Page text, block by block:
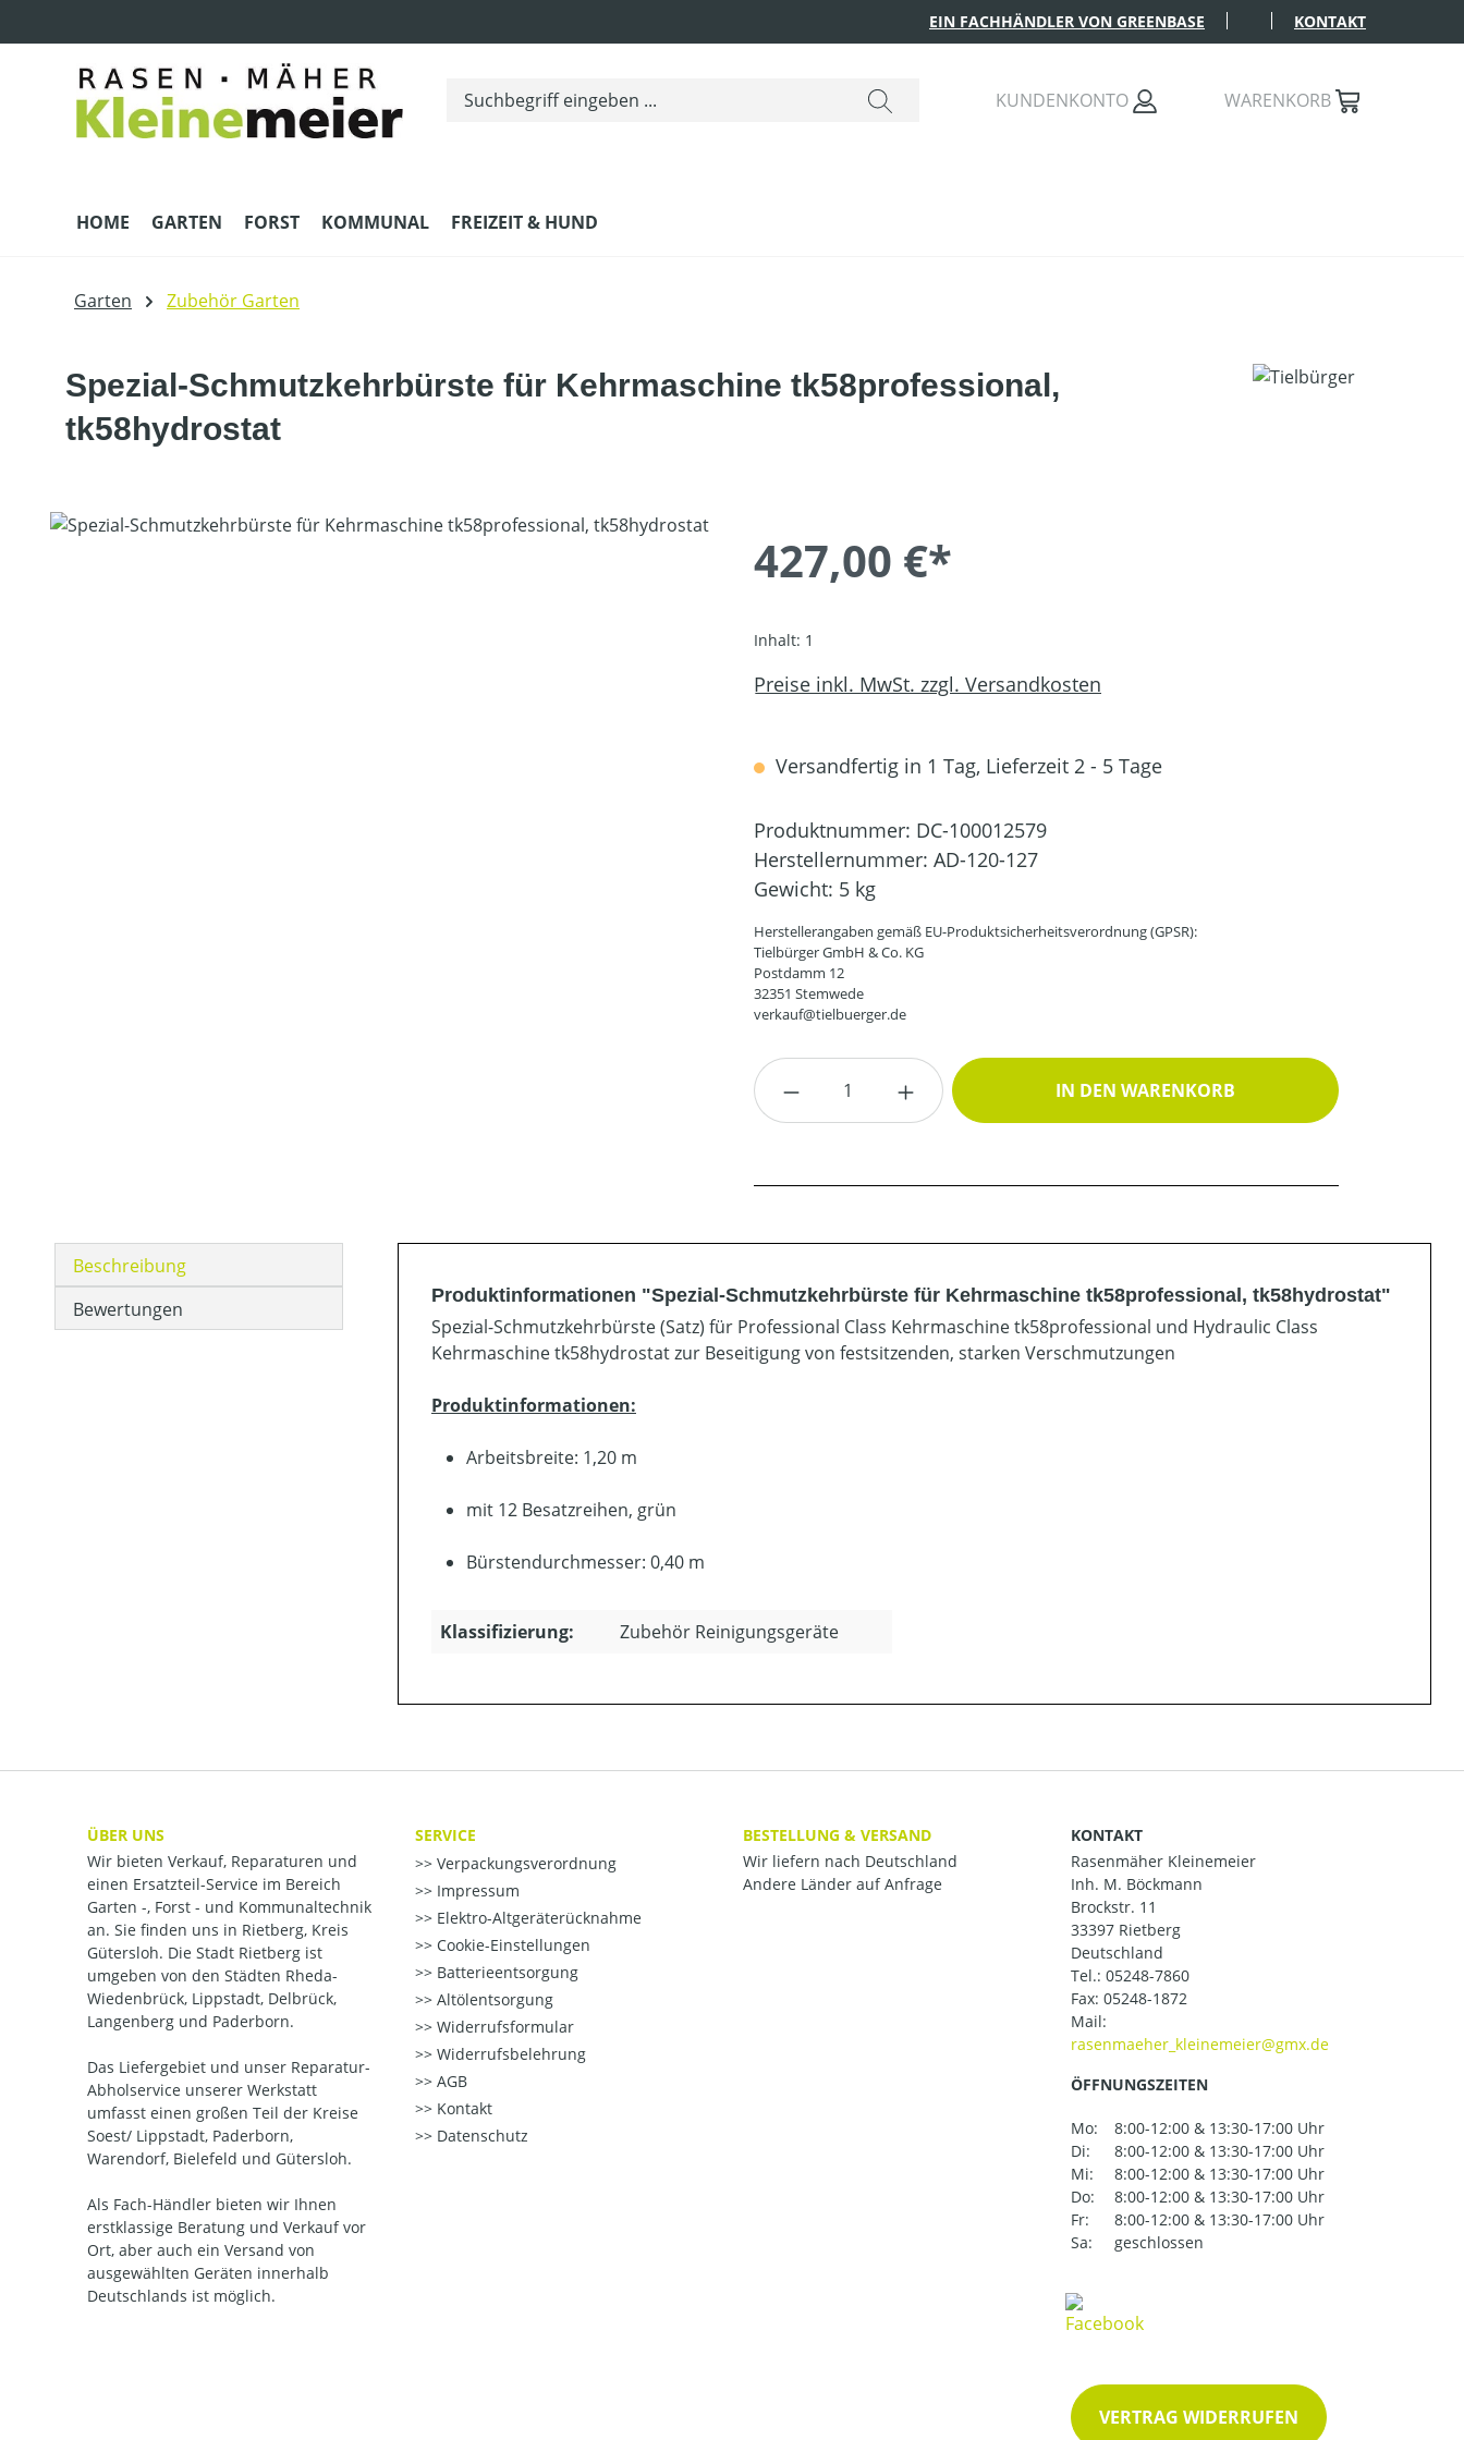
EIN FACHHÄNDLER VON GREENBASE KONTAKT
KUNDENKONTO WARENKORB
HOME GARTEN FORST KOMMUNAL FREIZEIT & HUND
Garten Zubehör Garten
Spezial-Schmutzkehrbürste für Kehrmaschine tk58professional,
tk58hydrostat
Bildergalerie überspringen
427,00 €*
Inhalt: 1
Preise inkl. MwSt. zzgl. Versandkosten
Versandfertig in 1 Tag, Lieferzeit 2 - 5 Tage
Produktnummer: DC-100012579
Herstellernummer: AD-120-127
Gewicht: 5 kg
Herstellerangaben gemäß EU-Produktsicherheitsverordnung (GPSR):
Tielbürger GmbH & Co. KG
Postdamm 12
32351 Stemwede
verkauf@tielbuerger.de
Produkt Anzahl: Gib den gewünschten Wert ein oder
IN DEN WARENKORB
Beschreibung
Bewertungen
Produktinformationen "Spezial-Schmutzkehrbürste für Kehrmaschine tk58professional, tk58hydrostat"
Spezial-Schmutzkehrbürste (Satz) für Professional Class Kehrmaschine tk58professional und Hydraulic Class
Kehrmaschine tk58hydrostat zur Beseitigung von festsitzenden, starken Verschmutzungen
Produktinformationen:
Arbeitsbreite: 1,20 m
mit 12 Besatzreihen, grün
Bürstendurchmesser: 0,40 m
Klassifizierung: Zubehör Reinigungsgeräte
ÜBER UNS
Wir bieten Verkauf, Reparaturen und
einen Ersatzteil-Service im Bereich
Garten -, Forst - und Kommunaltechnik
an. Sie finden uns in Rietberg, Kreis
Gütersloh. Die Stadt Rietberg ist
umgeben von den Städten Rheda-
Wiedenbrück, Lippstadt, Delbrück,
Langenberg und Paderborn.
Das Liefergebiet und unser Reparatur-
Abholservice unserer Werkstatt
umfasst einen großen Teil der Kreise
Soest/ Lippstadt, Paderborn,
Warendorf, Bielefeld und Gütersloh.
Als Fach-Händler bieten wir Ihnen
erstklassige Beratung und Verkauf vor
Ort, aber auch ein Versand von
ausgewählten Geräten innerhalb
Deutschlands ist möglich.
SERVICE
Verpackungsverordnung
Impressum
Elektro-Altgeräterücknahme
Cookie-Einstellungen
Batterieentsorgung
Altölentsorgung
Widerrufsformular
Widerrufsbelehrung
AGB
Kontakt
Datenschutz
BESTELLUNG & VERSAND
Wir liefern nach Deutschland
Andere Länder auf Anfrage
KONTAKT
Rasenmäher Kleinemeier
Inh. M. Böckmann
Brockstr. 11
33397 Rietberg
Deutschland
Tel.: 05248-7860
Fax: 05248-1872
Mail:
ÖFFNUNGSZEITEN
Mo:
8:00-12:00 & 13:30-17:00 Uhr
Di:
8:00-12:00 & 13:30-17:00 Uhr
Mi:
8:00-12:00 & 13:30-17:00 Uhr
Do:
8:00-12:00 & 13:30-17:00 Uhr
Fr:
8:00-12:00 & 13:30-17:00 Uhr
Sa:
geschlossen
VERTRAG WIDERRUFEN